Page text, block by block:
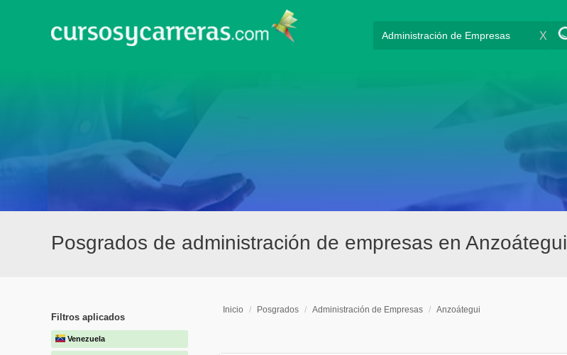
X
Posgrados de administración de empresas en Anzoátegui
Filtros aplicados
Venezuela
Inicio / Posgrados / Administración de Empresas / Anzoátegui